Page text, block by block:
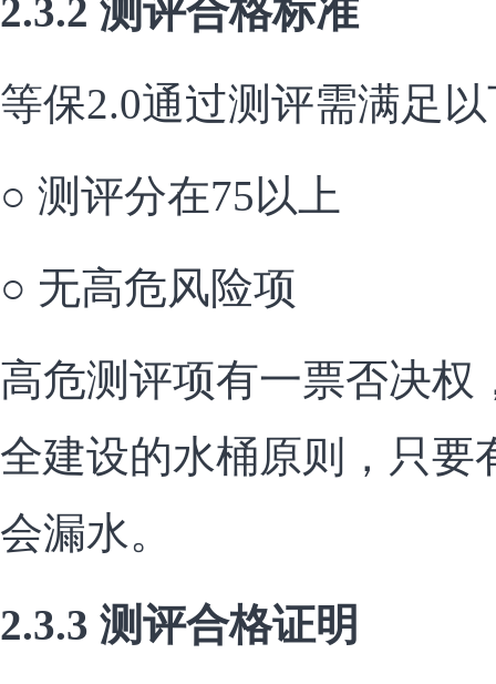
2.3.2 测评合格标准
等保2.0通过测评需满足
○ 测评分在75以上
○ 无高危风险项
高危测评项有一票否决权
全建设的水桶原则，只要
会漏水。
2.3.3 测评合格证明